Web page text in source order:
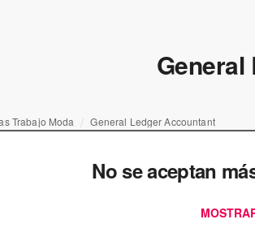
Trabajo Moda General Ledger Accountant
No se aceptan